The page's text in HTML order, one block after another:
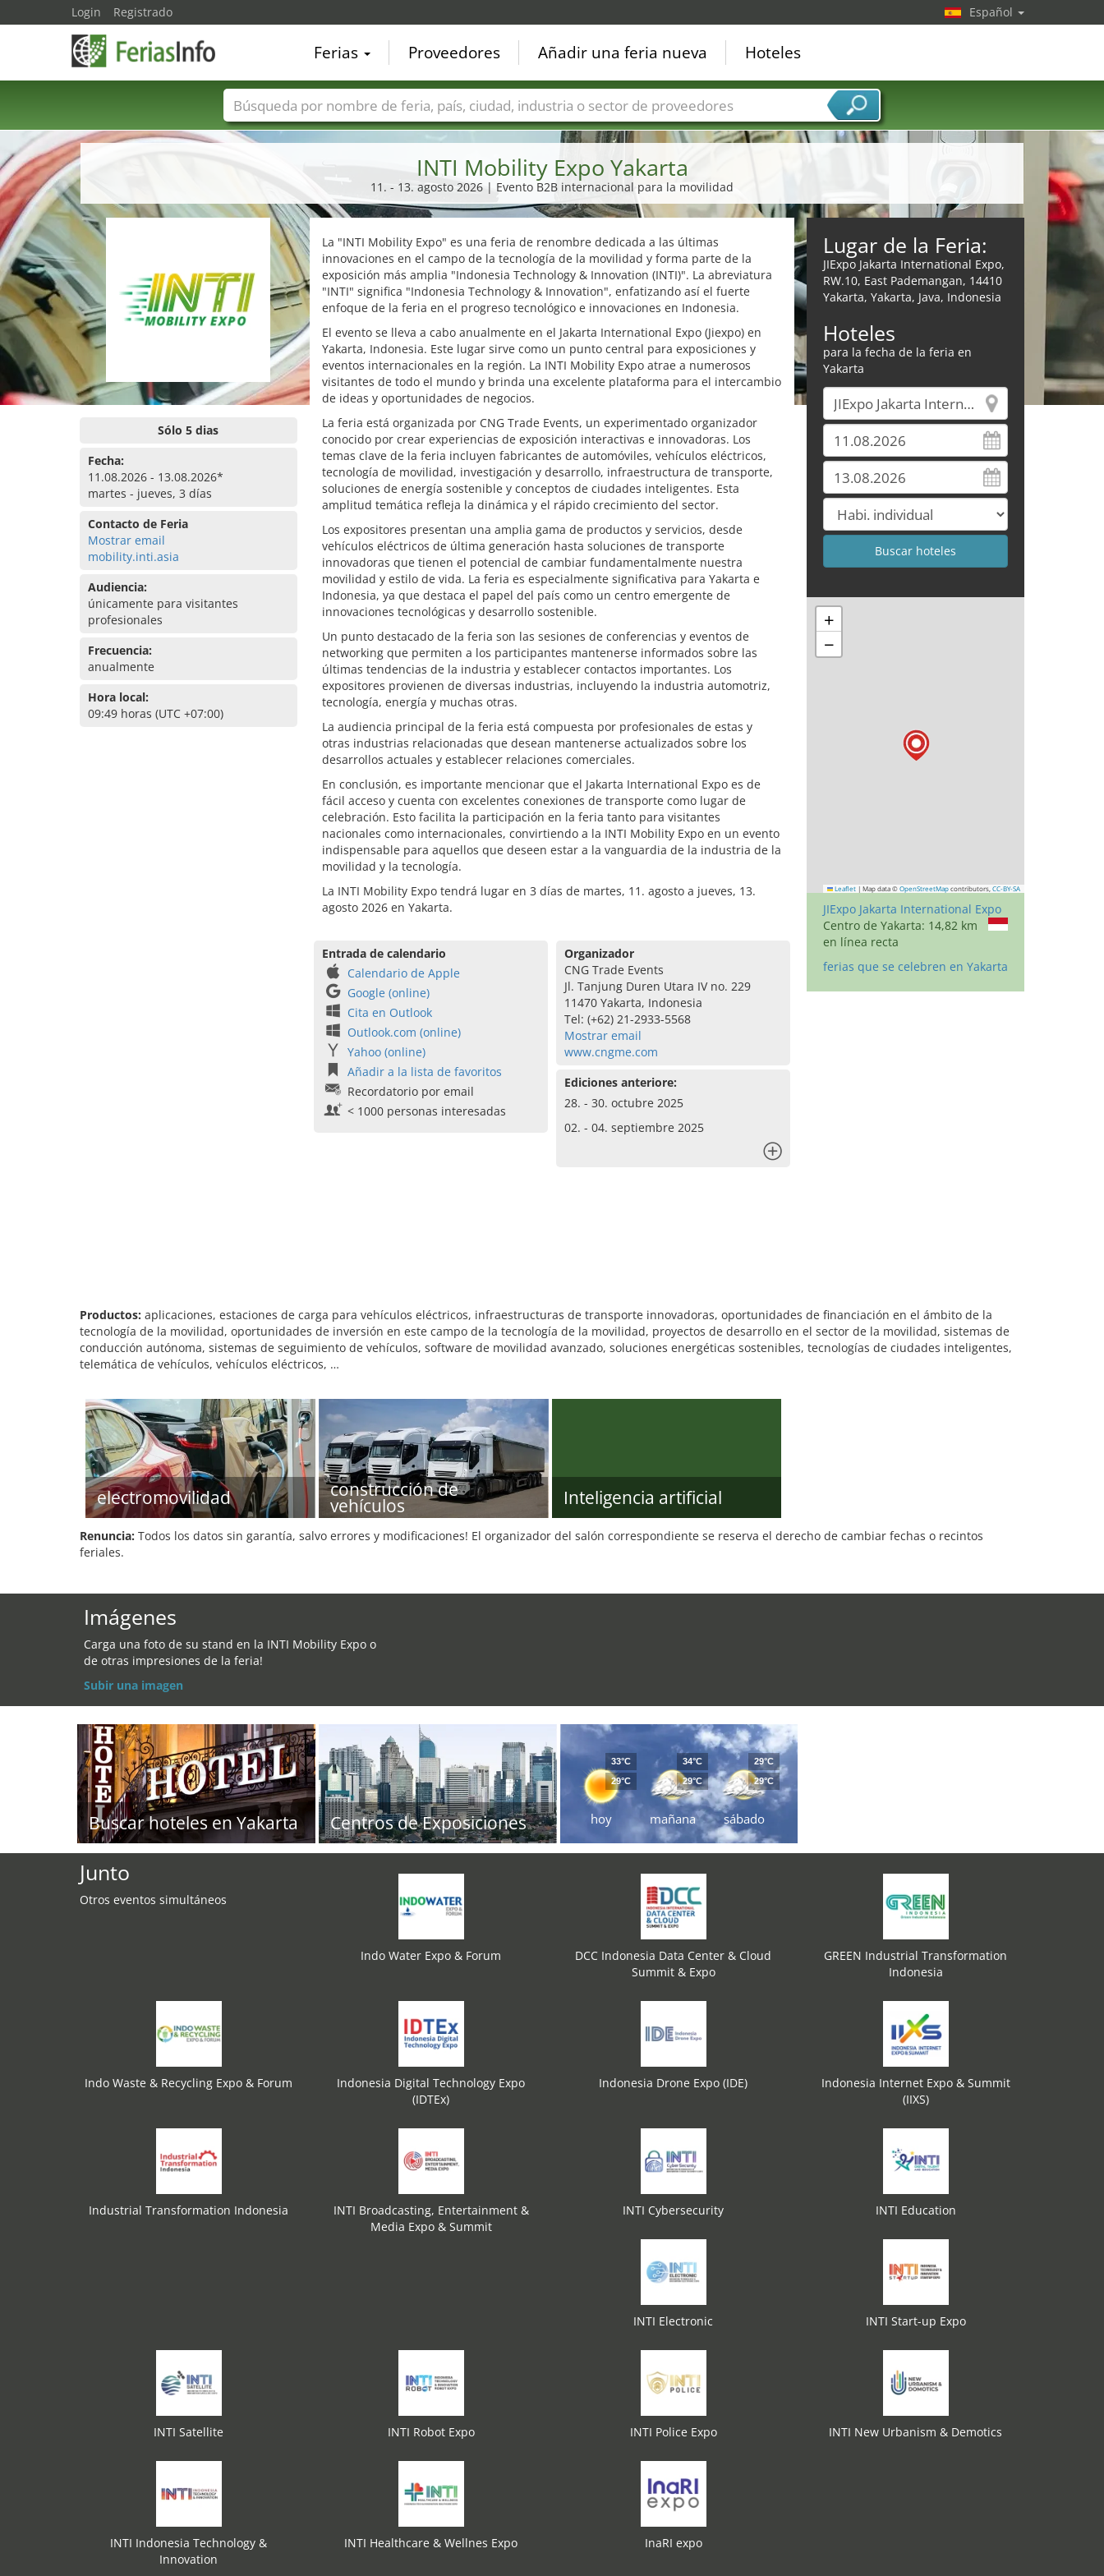
INTI Mobility Expo Yakarta
11. - 13. agosto 2026 | Evento B2B internacional para la movilidad
Sólo 5 dias
Fecha:
11.08.2026 - 13.08.2026*
martes - jueves, 3 días
Contacto de Feria
Mostrar email
mobility.inti.asia
Audiencia:
únicamente para visitantes
profesionales
Frecuencia:
anualmente
Hora local:
09:49 horas (UTC +07:00)
La "INTI Mobility Expo" es una feria de renombre dedicada a las últimas
innovaciones en el campo de la tecnología de la movilidad y forma parte de la
exposición más amplia "Indonesia Technology & Innovation (INTI)". La abreviatura
"INTI" significa "Indonesia Technology & Innovation", enfatizando así el fuerte
enfoque de la feria en el progreso tecnológico e innovaciones en Indonesia.
El evento se lleva a cabo anualmente en el Jakarta International Expo (Jiexpo) en
Yakarta, Indonesia. Este lugar sirve como un punto central para exposiciones y
eventos internacionales en la región. La INTI Mobility Expo atrae a numerosos
visitantes de todo el mundo y brinda una excelente plataforma para el intercambio
de ideas y oportunidades de negocios.
La feria está organizada por CNG Trade Events, un experimentado organizador
conocido por crear experiencias de exposición interactivas e innovadoras. Los
temas clave de la feria incluyen fabricantes de automóviles, vehículos eléctricos,
tecnología de movilidad, investigación y desarrollo, infraestructura de transporte,
soluciones de energía sostenible y conceptos de ciudades inteligentes. Esta
amplitud temática refleja la dinámica y el rápido crecimiento del sector.
Los expositores presentan una amplia gama de productos y servicios, desde
vehículos eléctricos de última generación hasta soluciones de transporte
innovadoras que tienen el potencial de cambiar fundamentalmente nuestra
movilidad y estilo de vida. La feria es especialmente significativa para Yakarta e
Indonesia, ya que destaca el papel del país como un centro emergente de
innovaciones tecnológicas y desarrollo sostenible.
Un punto destacado de la feria son las sesiones de conferencias y eventos de
networking que permiten a los participantes mantenerse informados sobre las
últimas tendencias de la industria y establecer contactos importantes. Los
expositores provienen de diversas industrias, incluyendo la industria automotriz,
tecnología, energía y muchas otras.
La audiencia principal de la feria está compuesta por profesionales de estas y
otras industrias relacionadas que desean mantenerse actualizados sobre los
desarrollos actuales y establecer relaciones comerciales.
En conclusión, es importante mencionar que el Jakarta International Expo es de
fácil acceso y cuenta con excelentes conexiones de transporte como lugar de
celebración. Esto facilita la participación en la feria tanto para visitantes
nacionales como internacionales, convirtiendo a la INTI Mobility Expo en un evento
indispensable para aquellos que deseen estar a la vanguardia de la industria de la
movilidad y la tecnología.
La INTI Mobility Expo tendrá lugar en 3 días de martes, 11. agosto a jueves, 13.
agosto 2026 en Yakarta.
Entrada de calendario
Calendario de Apple
Google (online)
Cita en Outlook
Outlook.com (online)
Yahoo (online)
Añadir a la lista de favoritos
Recordatorio por email
< 1000 personas interesadas
Organizador
CNG Trade Events
Jl. Tanjung Duren Utara IV no. 229
11470 Yakarta, Indonesia
Tel: (+62) 21-2933-5568
Mostrar email
www.cngme.com
Ediciones anteriore:
28. - 30. octubre 2025
02. - 04. septiembre 2025
Lugar de la Feria:
JIExpo Jakarta International Expo,
RW.10, East Pademangan, 14410
Yakarta, Yakarta, Java, Indonesia
Hoteles
para la fecha de la feria en
Yakarta
+
−
Leaflet | Map data © OpenStreetMap contributors, CC-BY-SA
JIExpo Jakarta International Expo
Centro de Yakarta: 14,82 km
en línea recta
ferias que se celebren en Yakarta
Productos: aplicaciones, estaciones de carga para vehículos eléctricos, infraestructuras de transporte innovadoras, oportunidades de financiación en el ámbito de la
tecnología de la movilidad, oportunidades de inversión en este campo de la tecnología de la movilidad, proyectos de desarrollo en el sector de la movilidad, sistemas de
conducción autónoma, sistemas de seguimiento de vehículos, software de movilidad avanzado, soluciones energéticas sostenibles, tecnologías de ciudades inteligentes,
telemática de vehículos, vehículos eléctricos, …
electromovilidad construcción de
vehículos Inteligencia artificial
Renuncia: Todos los datos sin garantía, salvo errores y modificaciones! El organizador del salón correspondiente se reserva el derecho de cambiar fechas o recintos
feriales.
Imágenes
Carga una foto de su stand en la INTI Mobility Expo o
de otras impresiones de la feria!
Subir una imagen
Buscar hoteles en Yakarta Centros de Exposiciones hoy
33°C
29°C
mañana
34°C
29°C
sábado
29°C
29°C
Junto
Otros eventos simultáneos
Indo Water Expo & Forum
DCC Indonesia Data Center & Cloud
Summit & Expo
GREEN Industrial Transformation
Indonesia
Indo Waste & Recycling Expo & Forum
Indonesia Digital Technology Expo
(IDTEx)
Indonesia Drone Expo (IDE)
Indonesia Internet Expo & Summit
(IIXS)
Industrial Transformation Indonesia
INTI Broadcasting, Entertainment &
Media Expo & Summit
INTI Cybersecurity INTI Education
INTI Electronic INTI Start-up Expo
INTI Satellite INTI Robot Expo INTI Police Expo INTI New Urbanism & Demotics
INTI Indonesia Technology &
Innovation
INTI Healthcare & Wellnes Expo InaRI expo
Login Registrado Español
Ferias Proveedores Añadir una feria nueva Hoteles
Nombres de ferias Países Ciudades Sectores de ferias Sectores de proveedor de servicios